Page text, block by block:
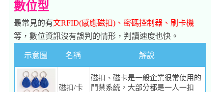
數位型
最常見的有文RFID(感應磁扣)、密碼控制器、刷卡機
等，數位資訊沒有誤判的情形，判讀速度也快。
示意圖 名稱 解說
磁扣/卡
磁扣、磁卡是一般企業很常使用的
門禁系統，大部分都是一人一扣